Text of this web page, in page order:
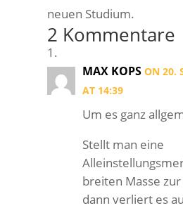
neuen Studium.
2 Kommentare
MAX KOPS ON 20.
AT 14:39
Um es ganz
Stellt man eine
breiten Masse
dann verliert es